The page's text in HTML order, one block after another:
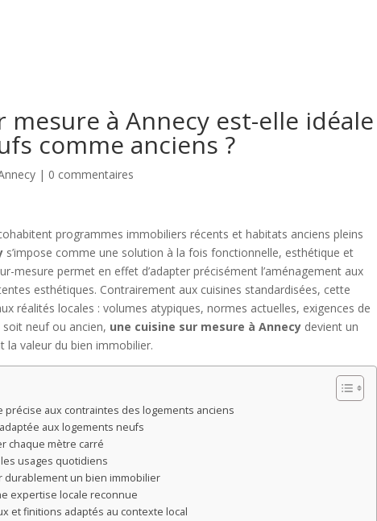
à Annecy est-elle idéale
comme anciens ?
| 0 commentaires
programmes immobiliers récents et habitats anciens pleins
s’impose comme une solution à la fois fonctionnelle, esthétique et
mesure permet en effet d’adapter précisément l’aménagement aux
esthétiques. Contrairement aux cuisines standardisées, cette
réalités locales : volumes atypiques, normes actuelles, exigences de
neuf ou ancien, une cuisine sur mesure à Annecy devient un
la valeur du bien immobilier.
aux contraintes des logements anciens
aux logements neufs
chaque mètre carré
usages quotidiens
durablement un bien immobilier
expertise locale reconnue
et finitions adaptés au contexte local